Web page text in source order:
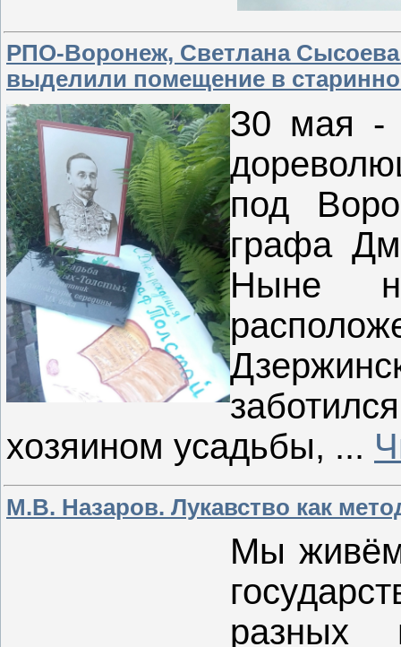
РПО-Воронеж, Светлана
выделили помещение в
З0 мая -
под
графа
Ныне
хозяином усадьбы, ...
М.В. Назаров. Лукавство как
Мы живём
разных